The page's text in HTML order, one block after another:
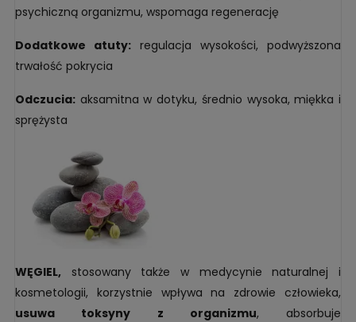
psychiczną organizmu, wspomaga regenerację
Dodatkowe atuty: regulacja wysokości, podwyższona
trwałość pokrycia
Odczucia: aksamitna w dotyku, średnio wysoka, miękka i
sprężysta
WĘGIEL, stosowany także w medycynie naturalnej i
kosmetologii, korzystnie wpływa na zdrowie człowieka,
usuwa toksyny z organizmu, absorbuje